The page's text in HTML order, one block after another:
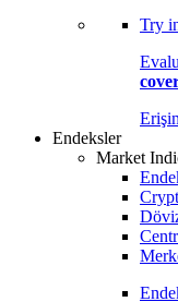
Try
Endeksler
Market